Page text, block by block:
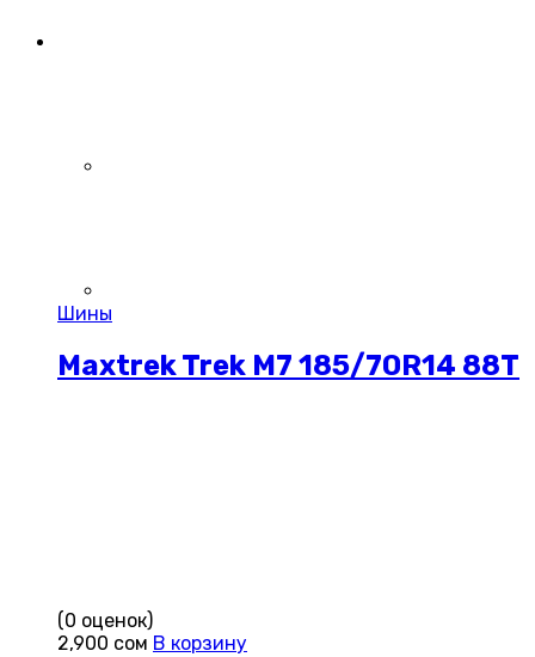
Шины
Maxtrek Trek M7 185/70R14 88T
(0 оценок)
2,900 сом В корзину